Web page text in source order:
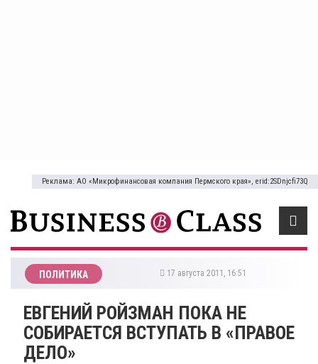
Реклама: АО «Микрофинансовая компания Пермского края», erid:2SDnjcfi73Q
ПОЛИТИКА 17 августа 2011, 16:51
ЕВГЕНИЙ РОЙЗМАН ПОКА НЕ
СОБИРАЕТСЯ ВСТУПАТЬ В «ПРАВОЕ
ДЕЛО»